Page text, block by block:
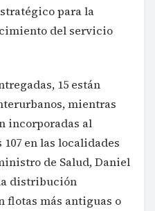
para la
del servicio
15 están
mientras
incorporadas al
en las localidades
de Salud, Daniel
distribución
flotas más antiguas o